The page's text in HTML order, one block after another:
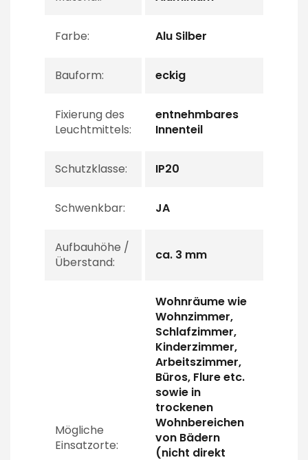
Farbe: Alu Silber
Bauform: eckig
Fixierung des
Leuchtmittels:
entnehmbares
Innenteil
Schutzklasse: IP20
Schwenkbar: JA
Aufbauhöhe /
Überstand:
ca. 3 mm
Mögliche
Einsatzorte:
Wohnräume wie
Wohnzimmer,
Schlafzimmer,
Kinderzimmer,
Arbeitszimmer,
Büros, Flure etc.
sowie in
trockenen
Wohnbereichen
von Bädern
(nicht direkt